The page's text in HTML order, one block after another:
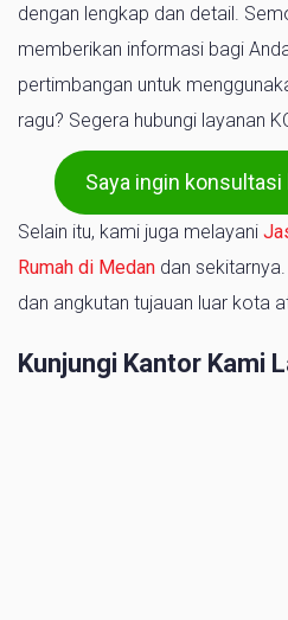
dengan lengkap dan detail.
memberikan informasi bagi
pertimbangan untuk
ragu? Segera hubungi layanan
Saya ingin
Selain itu, kami juga melayani
Rumah di Medan dan
dan angkutan tujauan luar kota
Kunjungi Kantor Kami